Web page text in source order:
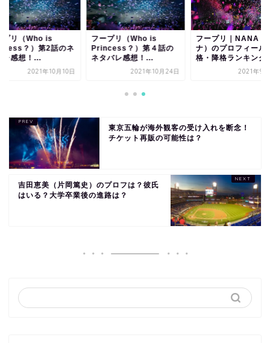
プリ（Who is
？）第2話のネ
レ感想！...
2021年10月10日
フープリ（Who is
Princess？）第４話の
ネタバレ感想！...
2021年10月24日
フープリ｜NANA（
ナ）のプロフィール
格・降格ランキング
2021年9
東京五輪が海外観客の受け入れを断念！
チケット再販の可能性は？
吉田恵美（片岡篤史）のプロフは？彼氏
はいる？大学卒業後の進路は？